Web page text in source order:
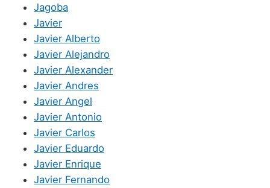
Jagoba
Javier
Javier Alberto
Javier Alejandro
Javier Alexander
Javier Andres
Javier Angel
Javier Antonio
Javier Carlos
Javier Eduardo
Javier Enrique
Javier Fernando